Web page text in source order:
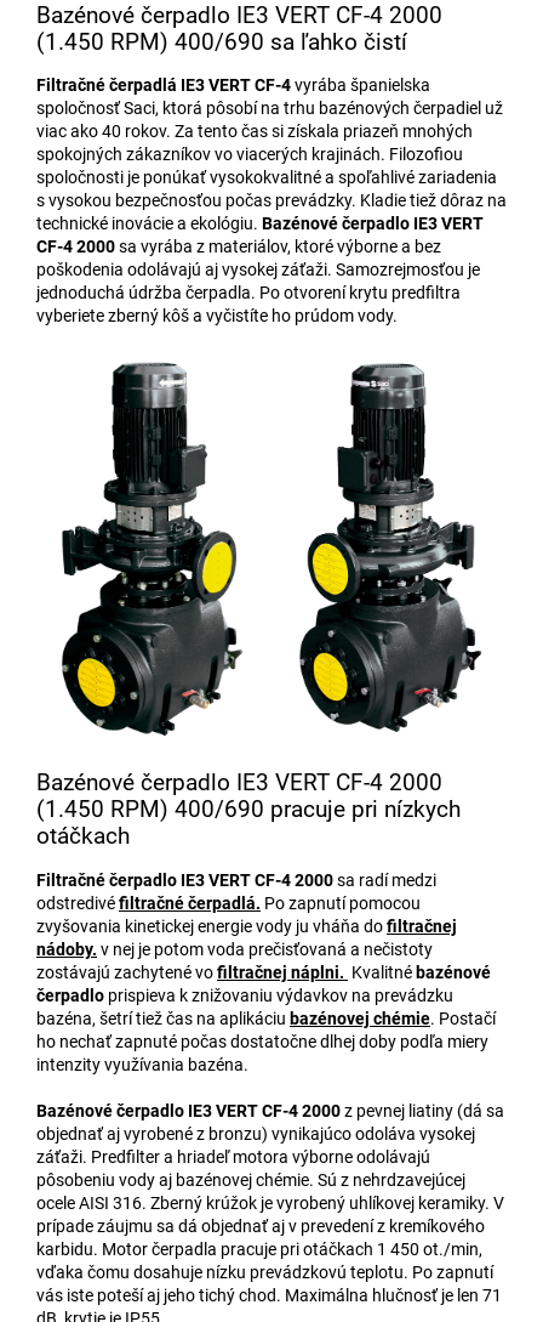
Bazénové čerpadlo IE3 VERT CF-4 2000
(1.450 RPM) 400/690 sa ľahko čistí
Filtračné čerpadlá IE3 VERT CF-4vyrába španielska
spoločnosť Saci, ktorá pôsobí na trhu bazénových čerpadiel už
viac ako 40 rokov. Za tento čas si získala priazeň mnohých
spokojných zákazníkov vo viacerých krajinách. Filozofiou
spoločnosti je ponúkať vysokokvalitné a spoľahlivé zariadenia
s vysokou bezpečnosťou počas prevádzky. Kladie tiež dôraz na
technické inovácie a ekológiu. Bazénové čerpadlo IE3 VERT
CF-4 2000sa vyrába z materiálov, ktoré výborne a bez
poškodenia odolávajú aj vysokej záťaži. Samozrejmosťou je
jednoduchá údržba čerpadla. Po otvorení krytu predfiltra
vyberiete zberný kôš a vyčistíte ho prúdom vody.
Bazénové čerpadlo IE3 VERT CF-4 2000
(1.450 RPM) 400/690 pracuje pri nízkych
otáčkach
Filtračné čerpadlo IE3 VERT CF-4 2000sa radí medzi
odstredivéfiltračné čerpadlá. Po zapnutí pomocou
zvyšovania kinetickej energie vody ju vháňa dofiltračnej
nádoby. v nej je potom voda prečisťovaná a nečistoty
zostávajú zachytené vofiltračnej náplni. Kvalitné bazénové
čerpadlo prispieva k znižovaniu výdavkov na prevádzku
bazéna, šetrí tiež čas na aplikáciu bazénovej chémie. Postačí
ho nechať zapnuté počas dostatočne dlhej doby podľa miery
intenzity využívania bazéna.
Bazénové čerpadlo IE3 VERT CF-4 2000z pevnej liatiny (dá sa
objednať aj vyrobené z bronzu) vynikajúco odoláva vysokej
záťaži. Predfilter a hriadeľ motora výborne odolávajú
pôsobeniu vody aj bazénovej chémie. Sú z nehrdzavejúcej
ocele AISI 316. Zberný krúžok je vyrobený uhlíkovej keramiky. V
prípade záujmu sa dá objednať aj v prevedení z kremíkového
karbidu. Motor čerpadla pracuje pri otáčkach 1 450 ot./min,
vďaka čomu dosahuje nízku prevádzkovú teplotu. Po zapnutí
vás iste poteší aj jeho tichý chod. Maximálna hlučnosť je len 71
dB, krytie je IP55.